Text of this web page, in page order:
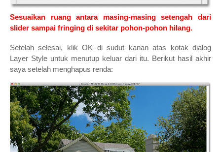
Sesuaikan ruang antara masing-masing setengah dari
slider sampai fringing di sekitar pohon-pohon hilang.
Setelah selesai, klik OK di sudut kanan atas kotak dialog
Layer Style untuk menutup keluar dari itu. Berikut hasil akhir
saya setelah menghapus renda: